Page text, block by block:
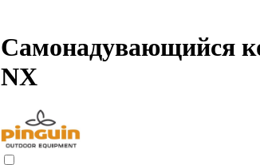
Самонадувающийся
NX